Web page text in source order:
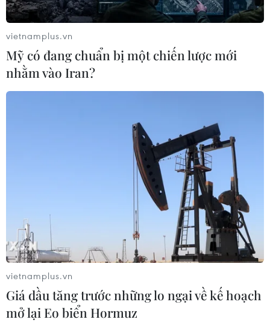
vietnamplus.vn
Mỹ có đang chuẩn bị một chiến lược mới
nhằm vào Iran?
vietnamplus.vn
Giá dầu tăng trước những lo ngại về kế hoạch
mở lại Eo biển Hormuz